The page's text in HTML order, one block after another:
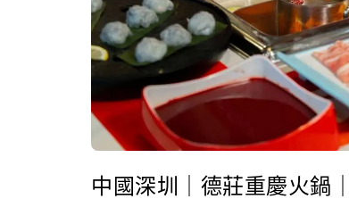
中國深圳｜德莊重慶火鍋